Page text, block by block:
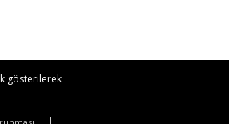
gösterilerek